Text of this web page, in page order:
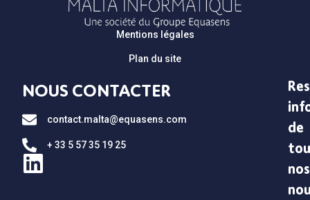
Mentions légales
Plan du site
NOUS CONTACTER
contact.malta@equasens.com
+ 33 5 57 35 19 25
de
nos